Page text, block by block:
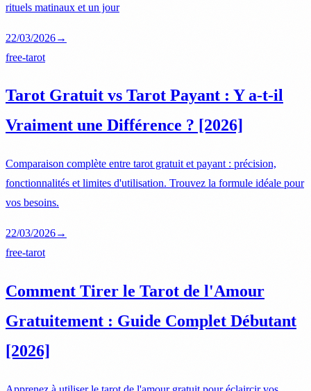
rituels matinaux et un jour
22/03/2026→
free-tarot
Tarot Gratuit vs Tarot Payant : Y a-t-il
Vraiment une Différence ? [2026]
Comparaison complète entre tarot gratuit et payant : précision,
fonctionnalités et limites d'utilisation. Trouvez la formule idéale pour
vos besoins.
22/03/2026→
free-tarot
Comment Tirer le Tarot de l'Amour
Gratuitement : Guide Complet Débutant
[2026]